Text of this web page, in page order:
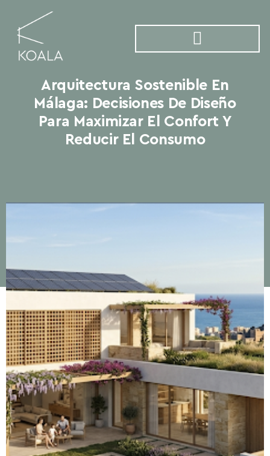
Arquitectura Sostenible En
Málaga: Decisiones De Diseño
Para Maximizar El Confort Y
Reducir El Consumo